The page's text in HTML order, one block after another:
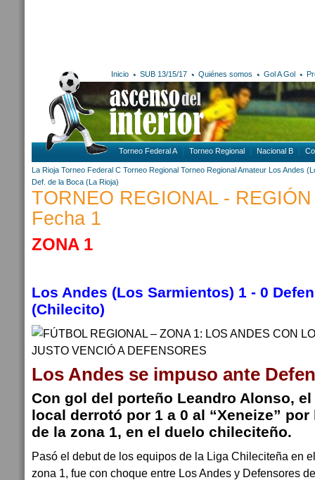
Inicio SUB 13/15/17 Quiénes somos Gol A Gol
Torneo Federal A Torneo Regional Nacional B
La Rioja Torneo Federal C Torneo Regional Torneo Regional Amateur Los Andes
Def. de la Boca (La Rioja)
TORNEO REGIONAL -
Fecha 1
ZONA 1
Los Andes (Los Sarmientos) 1 - 0
(Chilecito)
Los Andes se impuso ante
Con gol del porteño Leandro Alonso,
local derrotó por 1 a 0 al “Xeneize”
de la zona 1, en el duelo chileciteño.
Pasó el debut de los equipos de la Liga Chileciteña en
zona 1, fue con choque entre Los Andes y Defensores